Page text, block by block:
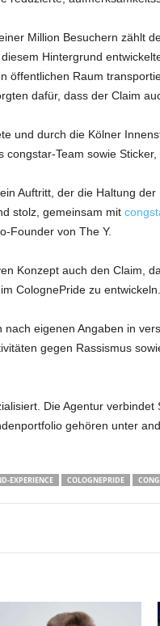
Million Besuchern zählt
Hintergrund
öffentlichen Raum
dafür, dass der Claim
und durch die Kölner
Team sowie
Auftritt, der die Haltung
stolz, gemeinsam mit
Founder von The Y.
Konzept auch den Claim,
ColognePride zu entwickeln.
eigenen Angaben in
gegen Rassismus
Die Agentur
gehören unter
EXPERIENCE COLOGNEPRIDE